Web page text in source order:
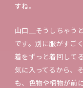
すね。
山口＿ そうしちゃう
です。別に服がすご
着をずっと着回して
気に入ってるから、
も、色物や柄物が前